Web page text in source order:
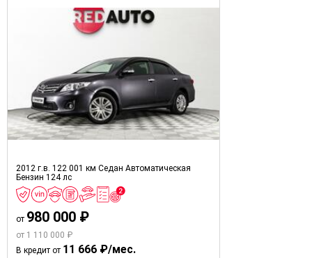
2012 г.в. 122 001 км Седан Автоматическая
Бензин 124 лс
от 980 000 ₽
от 1 110 000 ₽
В кредит от 11 666 ₽/мес.